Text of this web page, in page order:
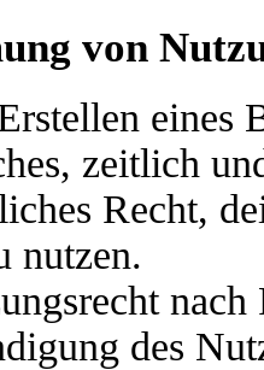
von
eines
zeitlich
Recht,
nutzen.
des